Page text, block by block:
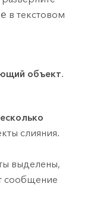
в текстовом
объект.
слияния.
выделены,
сообщение